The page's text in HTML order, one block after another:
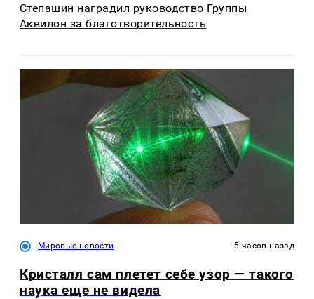
Степашин наградил руководство Группы
Аквилон за благотворительность
Мировые новости 5 часов назад
Кристалл сам плетет себе узор — такого
наука еще не видела